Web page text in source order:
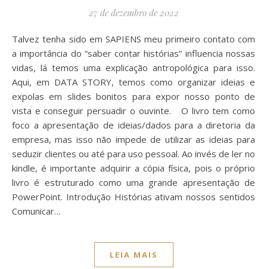
27 de dezembro de 2022
Talvez tenha sido em SAPIENS meu primeiro contato com
a importância do “saber contar histórias” influencia nossas
vidas, lá temos uma explicação antropológica para isso.
Aqui, em DATA STORY, temos como organizar ideias e
expolas em slides bonitos para expor nosso ponto de
vista e conseguir persuadir o ouvinte. O livro tem como
foco a apresentação de ideias/dados para a diretoria da
empresa, mas isso não impede de utilizar as ideias para
seduzir clientes ou até para uso pessoal. Ao invés de ler no
kindle, é importante adquirir a cópia física, pois o próprio
livro é estruturado como uma grande apresentação de
PowerPoint. Introdução Histórias ativam nossos sentidos
Comunicar…
LEIA MAIS